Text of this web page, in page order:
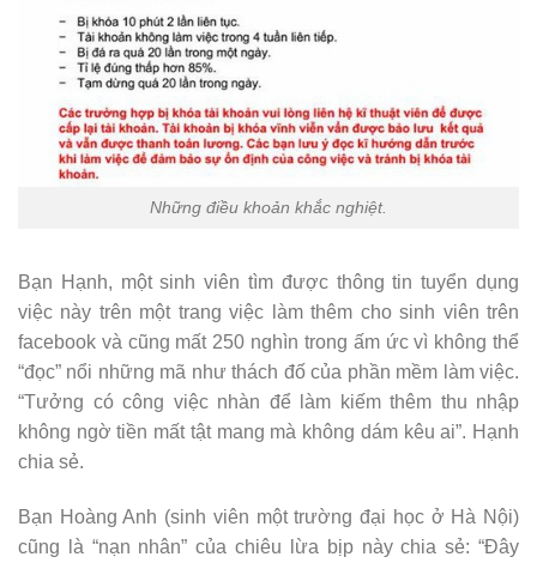
Những điều khoản khắc nghiệt.
Bạn Hạnh, một sinh viên tìm được thông tin tuyển dụng
việc này trên một trang việc làm thêm cho sinh viên trên
facebook và cũng mất 250 nghìn trong ấm ức vì không thể
“đọc” nổi những mã như thách đố của phần mềm làm việc.
“Tưởng có công việc nhàn để làm kiếm thêm thu nhập
không ngờ tiền mất tật mang mà không dám kêu ai”. Hạnh
chia sẻ.
Bạn Hoàng Anh (sinh viên một trường đại học ở Hà Nội)
cũng là “nạn nhân” của chiêu lừa bịp này chia sẻ: “Đây